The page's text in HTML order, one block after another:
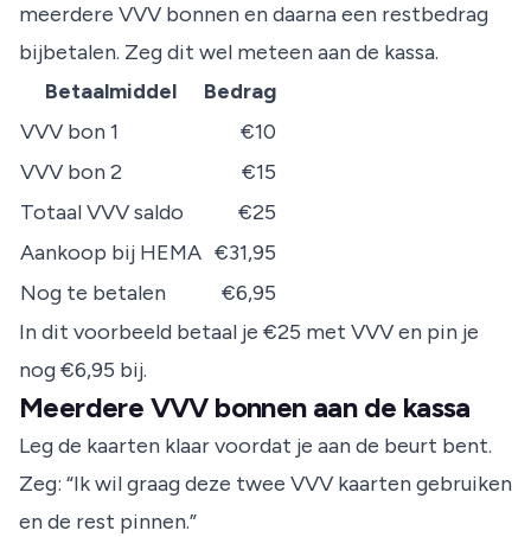
meerdere VVV bonnen en daarna een restbedrag
bijbetalen. Zeg dit wel meteen aan de kassa.
Betaalmiddel
Bedrag
VVV bon 1
€10
VVV bon 2
€15
Totaal VVV saldo
€25
Aankoop bij HEMA €31,95
Nog te betalen
€6,95
In dit voorbeeld betaal je €25 met VVV en pin je
nog €6,95 bij.
Meerdere VVV bonnen aan de kassa
Leg de kaarten klaar voordat je aan de beurt bent.
Zeg: “Ik wil graag deze twee VVV kaarten gebruiken
en de rest pinnen.”